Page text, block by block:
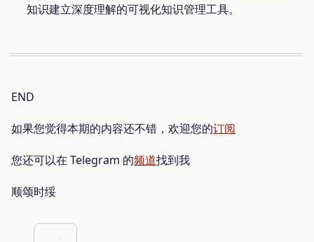
知识建立深度理解的可视化知识管理工具。
END
如果您觉得本期的内容还不错，欢迎您的订阅
您还可以在 Telegram 的频道找到我
顺颂时绥